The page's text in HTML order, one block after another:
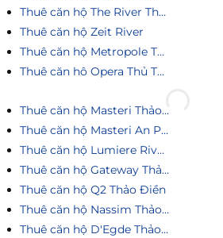
Thuê căn hộ The River Thủ Thiêm
Thuê căn hộ Zeit River
Thuê căn hộ Metropole Thủ Thiêm
Thuê căn hô Opera Thủ Thiêm
Thuê căn hộ Masteri Thảo Điền
Thuê căn hộ Masteri An Phú
Thuê căn hộ Lumiere Riverside
Thuê căn hộ Gateway Thảo Điền
Thuê căn hộ Q2 Thảo Điền
Thuê căn hộ Nassim Thảo Điền
Thuê căn hộ D'Egde Thảo Điền